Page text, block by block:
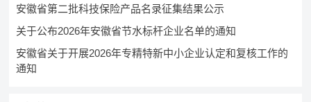
安徽省第二批科技保险产品名录征集结果公示
关于公布2026年安徽省节水标杆企业名单的通知
安徽省关于开展2026年专精特新中小企业认定和复核工作的
通知